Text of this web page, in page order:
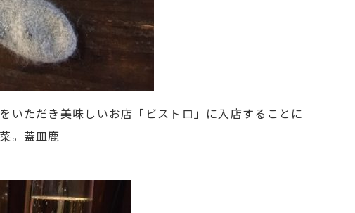
いただき美味しいお店「ビストロ」に入店することに
。蓋皿鹿